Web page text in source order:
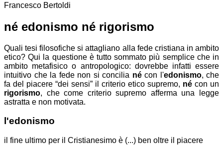
Francesco Bertoldi
né edonismo né rigorismo
Quali tesi filosofiche si attagliano alla fede cristiana in ambito
etico? Qui la questione è tutto sommato più semplice che in
ambito metafisico o antropologico: dovrebbe infatti essere
intuitivo che la fede non si concilia nécon l'edonismo, che
fa del piacere “dei sensi” il criterio etico supremo, né con un
rigorismo, che come criterio supremo afferma una legge
astratta e non motivata.
l'edonismo
il fine ultimo per il Cristianesimo è (...) ben oltre il piacere